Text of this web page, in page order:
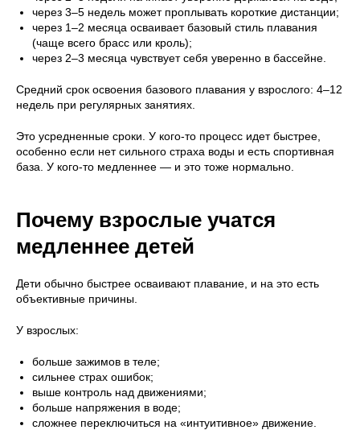
через 3–5 недель может проплывать короткие дистанции;
через 1–2 месяца осваивает базовый стиль плавания
(чаще всего брасс или кроль);
через 2–3 месяца чувствует себя уверенно в бассейне.
Средний срок освоения базового плавания у взрослого: 4–12
недель при регулярных занятиях.
Это усредненные сроки. У кого-то процесс идет быстрее,
особенно если нет сильного страха воды и есть спортивная
база. У кого-то медленнее — и это тоже нормально.
Почему взрослые учатся
медленнее детей
Дети обычно быстрее осваивают плавание, и на это есть
объективные причины.
У взрослых:
больше зажимов в теле;
сильнее страх ошибок;
выше контроль над движениями;
больше напряжения в воде;
сложнее переключиться на «интуитивное» движение.